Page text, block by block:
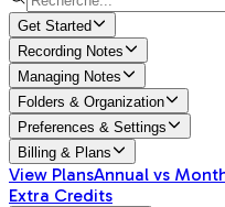
Get Started
Recording Notes
Managing Notes
Folders & Organization
Preferences & Settings
Billing & Plans
View PlansAnnual vs
Extra Credits